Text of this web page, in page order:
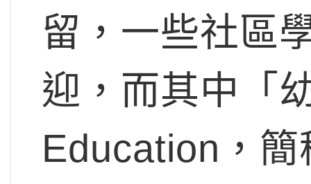
留，一些社區
迎，而其中「
Education，